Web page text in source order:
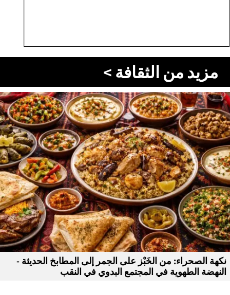
مزيد من الثقافة >
نكهة الصحراء: من الخَبْز على الجمر إلى المطابخ الحديثة -
النهضة الطهوية في المجتمع البدوي في النقب